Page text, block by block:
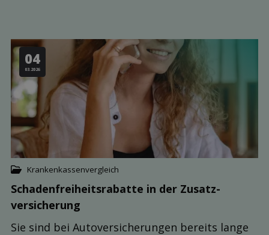
04
03.2026
Krankenkassenvergleich
Schaden­freiheits­rabatte in der Zusatz­
versicherung
Sie sind bei Autoversicherungen bereits lange